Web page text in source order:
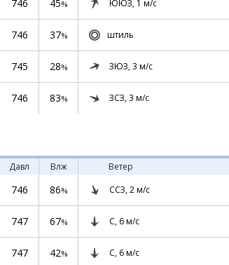
746 45% ЮЮЗ, 1 м/с
746 37% штиль
745 28% ЗЮЗ, 3 м/с
746 83% ЗСЗ, 3 м/с
Давл Влж
Ветер
746 86% ССЗ, 2м/с
747 67% С, 6м/с
747 42% С, 6м/с